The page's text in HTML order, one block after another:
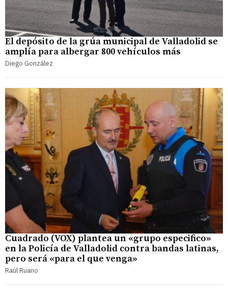
El depósito de la grúa municipal de Valladolid se
amplía para albergar 800 vehículos más
Diego González
Cuadrado (VOX) plantea un «grupo especifico»
en la Policía de Valladolid contra bandas latinas,
pero será «para el que venga»
Raúl Ruano